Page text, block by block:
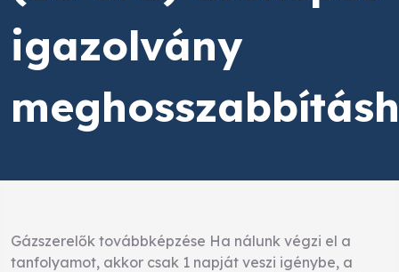
igazolvány
Gázszerelők továbbképzése Ha nálunk végzi el a
tanfolyamot, akkor csak 1 napját veszi igénybe, a